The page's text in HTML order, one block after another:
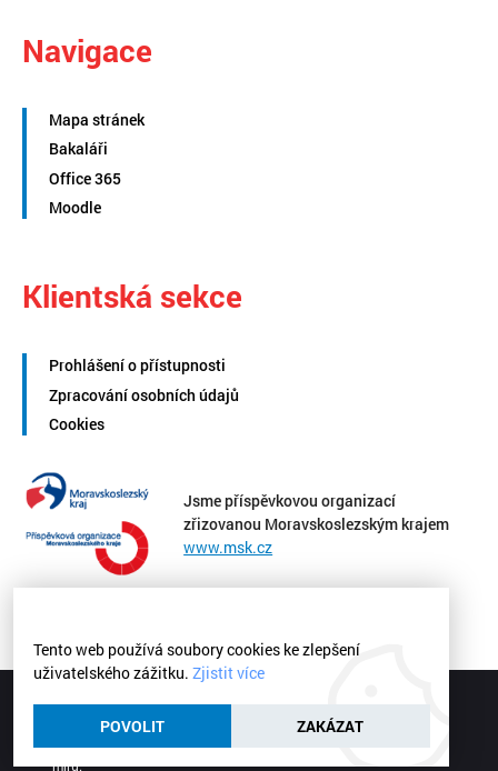
Navigace
Mapa stránek
Bakaláři
Office 365
Moodle
Klientská sekce
Prohlášení o přístupnosti
Zpracování osobních údajů
Cookies
Jsme příspěvkovou organizací
zřizovanou Moravskoslezským krajem
www.msk.cz
Ostrava | © 2026
Webové stránkyvytvořiloPoski.com.Tvorba webových stránekna
míru.
Tento web používá soubory cookies ke zlepšení
uživatelského zážitku. Zjistit více
ZAKÁZAT
POVOLIT